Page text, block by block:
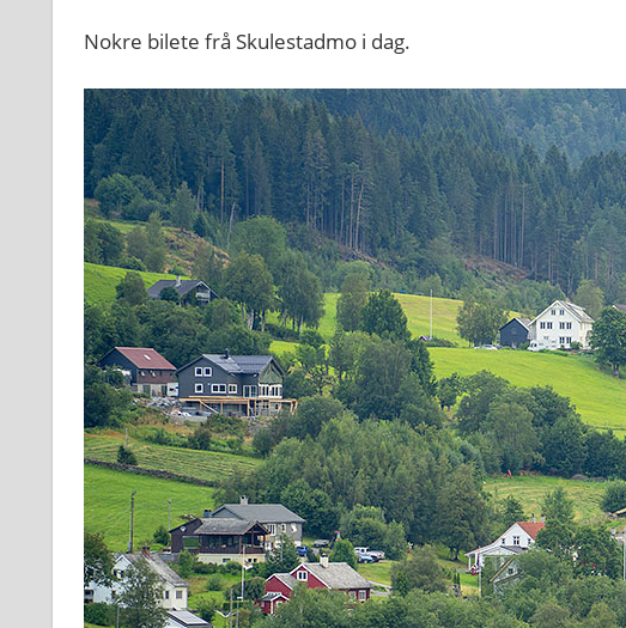
Nokre bilete frå Skulestadmo i dag.